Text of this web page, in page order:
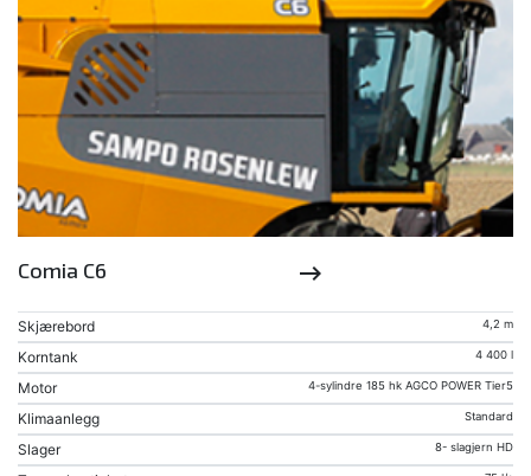
Comia C6 keyboard_backspace
Skjærebord 4,2 m
Korntank 4 400 l
Motor 4-sylindre 185 hk AGCO POWER Tier5
Klimaanlegg Standard
Slager 8- slagjern HD